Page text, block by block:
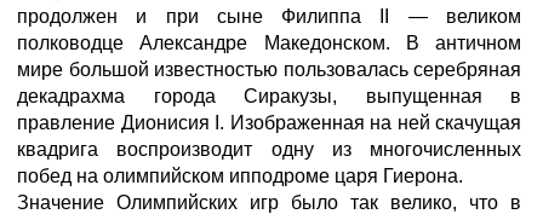
продолжен и при сыне Филиппа II — великом
полководце Александре Македонском. В античном
мире большой известностью пользовалась серебряная
декадрахма города Сиракузы, выпущенная в
правление Дионисия I. Изображенная на ней скачущая
квадрига воспроизводит одну из многочисленных
побед на олимпийском ипподроме царя Гиерона.
Значение Олимпийских игр было так велико, что в